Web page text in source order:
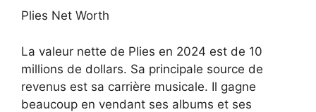
Plies Net Worth
La valeur nette de Plies en 2024 est de 10
millions de dollars. Sa principale source de
revenus est sa carrière musicale. Il gagne
beaucoup en vendant ses albums et ses